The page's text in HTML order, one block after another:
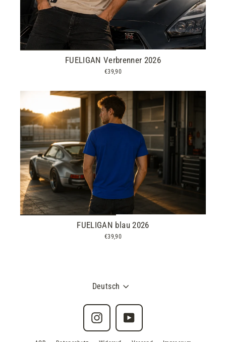
FUELIGAN Verbrenner 2026
€39,90
FUELIGAN blau 2026
€39,90
Deutsch
Instagram YouTube